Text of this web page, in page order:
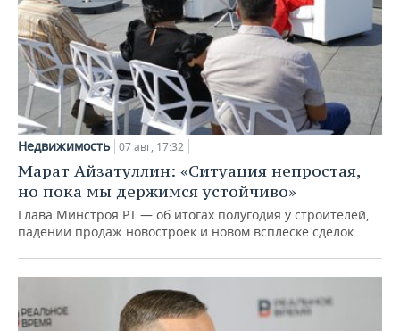
Недвижимость 07 авг, 17:32
Марат Айзатуллин: «Ситуация непростая,
но пока мы держимся устойчиво»
Глава Минстроя РТ — об итогах полугодия у строителей,
падении продаж новостроек и новом всплеске сделок